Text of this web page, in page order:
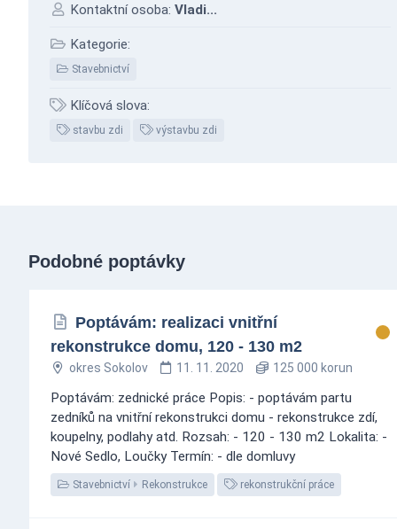
Kontaktní osoba: Vladi...
Kategorie:
Stavebnictví
Klíčová slova:
stavbu zdi výstavbu zdi
Podobné poptávky
Poptávám: realizaci vnitřní
rekonstrukce domu, 120 - 130 m2
okres Sokolov 11. 11. 2020 125 000 korun
Poptávám: zednické práce Popis: - poptávám partu
zedníků na vnitřní rekonstrukci domu - rekonstrukce zdí,
koupelny, podlahy atd. Rozsah: - 120 - 130 m2 Lokalita: -
Nové Sedlo, Loučky Termín: - dle domluvy
Stavebnictví Rekonstrukce rekonstrukční práce